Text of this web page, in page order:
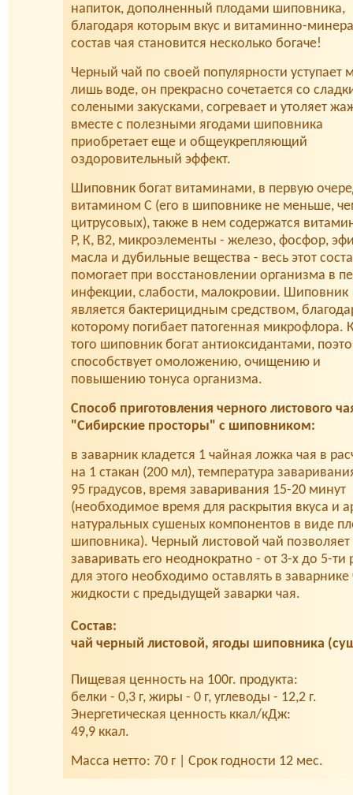
напиток, дополненный плодами шиповника,
благодаря которым вкус и витаминно-
состав чая становится несколько богаче!
Черный чай по своей популярности уступает
лишь воде, он прекрасно сочетается со
солеными закусками, согревает и утоляет
вместе с полезными ягодами шиповника
приобретает еще и общеукрепляющий
оздоровительный эффект.
Шиповник богат витаминами, в первую
витамином С (его в шиповнике не меньше,
цитрусовых), также в нем содержатся
Р, К, В2, микроэлементы - железо, фосфор,
масла и дубильные вещества - весь этот
помогает при восстановлении организма в
инфекции, слабости, малокровии. Шиповник
является бактерицидным средством,
которому погибает патогенная микрофлора.
того шиповник богат антиоксидантами,
способствует омоложению, очищению и
повышению тонуса организма.
Способ приготовления черного листового
"Сибирские просторы" с шиповником:
в заварник кладется 1 чайная ложка чая в
на 1 стакан (200 мл), температура
95 градусов, время заваривания 15-20 минут
(необходимое время для раскрытия вкуса и
натуральных сушеных компонентов в виде
шиповника). Черный листовой чай позволяет
заваривать его неоднократно - от 3-х до 5-ти
для этого необходимо оставлять в заварнике
жидкости с предыдущей заварки чая.
Состав:
чай черный листовой, ягоды шиповника
Пищевая ценность на 100г. продукта:
белки - 0,3 г, жиры - 0 г, углеводы - 12,2 г.
Энергетическая ценность ккал/кДж:
49,9 ккал.
Масса нетто: 70 г | Срок годности 12 мес.